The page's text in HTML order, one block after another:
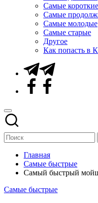
Самые короткие
Самые
Самые молодые
Самые старые
Другое
Как попасть в
Telegram
Facebook
Главная
Самые быстрые
Самый быстрый
Опубликовано
Самые быстрые